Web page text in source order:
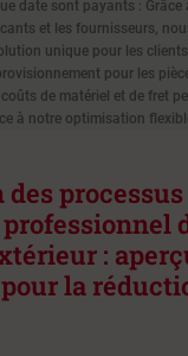
date sont payants : Grâce
et les fournisseurs,
unique pour les
pour les
de matériel et de fret
à notre optimisation
processus
:
la